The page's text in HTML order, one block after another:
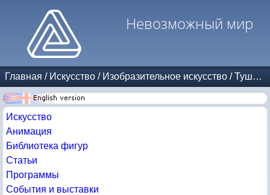
Невозможный мир
Главная / Искусство / Изобразительное искусство /Тушь и карандаш
Искусство
Анимация
Библиотека фигур
Статьи
Программы
События и выставки